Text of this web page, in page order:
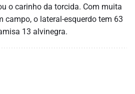
o carinho da torcida. Com muita
campo, o lateral-esquerdo tem 63
13 alvinegra.